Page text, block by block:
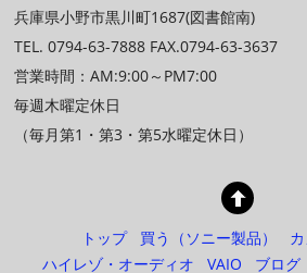
兵庫県小野市黒川町1687(図書館南)
TEL. 0794-63-7888 FAX.0794-63-3637
営業時間：AM:9:00～PM7:00
毎週木曜定休日
（毎月第1・第3・第5水曜定休日）
トップ 買う（ソニー製品）
ハイレゾ・オーディオ
VAIO ブログ